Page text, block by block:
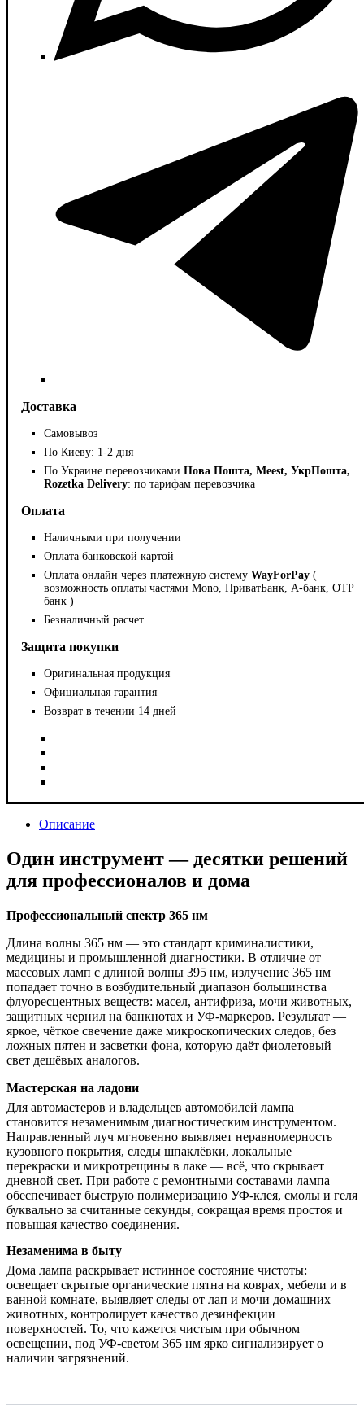
Доставка
Самовывоз
По Киеву: 1-2 дня
По Украине перевозчиками Нова Пошта, Meest, УкрПошта,
Rozetka Delivery: по тарифам перевозчика
Оплата
Наличными при получении
Оплата банковской картой
Оплата онлайн через платежную систему WayForPay (
возможность оплаты частями Mono, ПриватБанк, А-банк, OTP
банк )
Безналичный расчет
Защита покупки
Оригинальная продукция
Официальная гарантия
Возврат в течении 14 дней
Описание
Один инструмент — десятки решений
для профессионалов и дома
Профессиональный спектр 365 нм
Длина волны 365 нм — это стандарт криминалистики,
медицины и промышленной диагностики. В отличие от
массовых ламп с длиной волны 395 нм, излучение 365 нм
попадает точно в возбудительный диапазон большинства
флуоресцентных веществ: масел, антифриза, мочи животных,
защитных чернил на банкнотах и УФ-маркеров. Результат —
яркое, чёткое свечение даже микроскопических следов, без
ложных пятен и засветки фона, которую даёт фиолетовый
свет дешёвых аналогов.
Мастерская на ладони
Для автомастеров и владельцев автомобилей лампа
становится незаменимым диагностическим инструментом.
Направленный луч мгновенно выявляет неравномерность
кузовного покрытия, следы шпаклёвки, локальные
перекраски и микротрещины в лаке — всё, что скрывает
дневной свет. При работе с ремонтными составами лампа
обеспечивает быструю полимеризацию УФ-клея, смолы и геля
буквально за считанные секунды, сокращая время простоя и
повышая качество соединения.
Незаменима в быту
Дома лампа раскрывает истинное состояние чистоты:
освещает скрытые органические пятна на коврах, мебели и в
ванной комнате, выявляет следы от лап и мочи домашних
животных, контролирует качество дезинфекции
поверхностей. То, что кажется чистым при обычном
освещении, под УФ-светом 365 нм ярко сигнализирует о
наличии загрязнений.